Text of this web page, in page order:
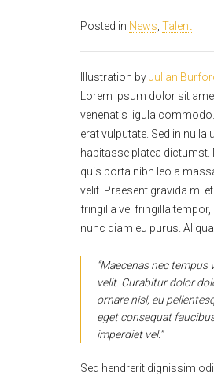
Posted in News Talent
Illustration byJulian
Lorem ipsum dolor sit
venenatis ligula
erat vulputate. Sed in
habitasse platea dictumst.
quis porta nibh leo a
velit. Praesent gravida mi
fringilla vel fringilla
nunc diam eu purus.
“Maecenas nec
velit. Curabitur dolor
ornare nisl, eu
eget consequat
imperdiet vel.”
Sed hendrerit dignissim